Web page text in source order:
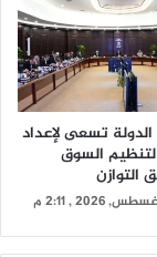
الدولة تسعى لإعداد
السوق
التوازن